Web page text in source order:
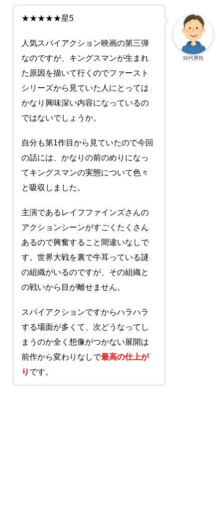
★★★★★星5
人気スパイアクション映画の第三弾
なのですが、キングスマンが生まれ
た原因を描いて行くのでファースト
シリーズから見ていた人にとっては
かなり興味深い内容になっているの
ではないでしょうか。
自分も第1作目から見ていたので今回
の話には、かなりの前のめりになっ
てキングスマンの実態について色々
と吸収しました。
主演であるレイフファインズさんの
アクションシーンがすごくたくさん
あるので興奮すること間違いなしで
す。世界大戦を裏で牛耳っている謎
の組織がいるのですが、その組織と
の戦いから目が離せません。
スパイアクションですからハラハラ
する場面が多くて、次どうなってし
まうのか全く想像がつかない展開は
前作から変わりなしで最高の仕上が
り です。
30代男性